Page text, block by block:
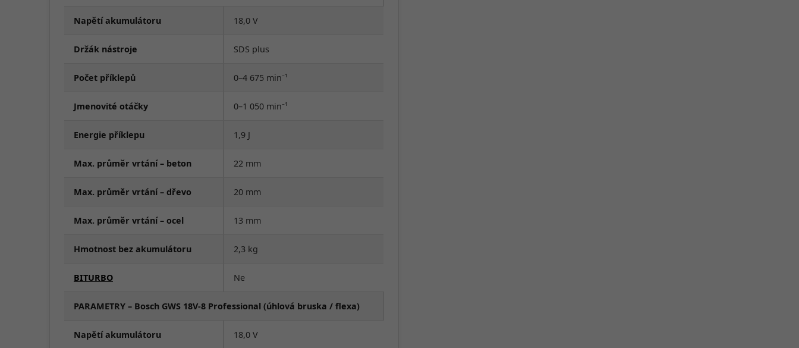
Napětí akumulátoru 18,0 V
Držák nástroje SDS plus
Počet příklepů 0–4 675 min⁻¹
Jmenovité otáčky 0–1 050 min⁻¹
Energie příklepu 1,9 J
Max. průměr vrtání – beton 22 mm
Max. průměr vrtání – dřevo 20 mm
Max. průměr vrtání – ocel 13 mm
Hmotnost bez akumulátoru 2,3 kg
BITURBO Ne
PARAMETRY – Bosch GWS 18V-8 Professional (úhlová bruska / flexa)
Napětí akumulátoru 18,0 V